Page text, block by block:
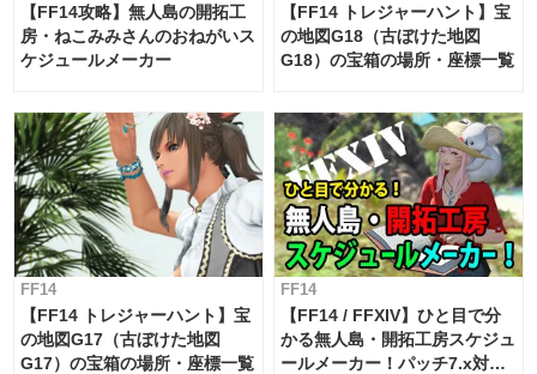
【FF14攻略】無人島の開拓工
房・ねこみみさんのおねがいス
ケジュールメーカー
【FF14 トレジャーハント】宝
の地図G18（古ぼけた地図
G18）の宝箱の場所・座標一覧
FF14
【FF14 トレジャーハント】宝
の地図G17（古ぼけた地図
G17）の宝箱の場所・座標一覧
FF14
【FF14 / FFXIV】ひと目で分
かる無人島・開拓工房スケジュ
ールメーカー！パッチ7.x対応